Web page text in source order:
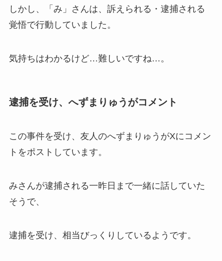
しかし、「み」さんは、訴えられる・逮捕される
覚悟で行動していました。
気持ちはわかるけど…難しいですね…。
逮捕を受け、へずまりゅうがコメント
この事件を受け、友人のへずまりゅうがXにコメン
トをポストしています。
みさんが逮捕される一昨日まで一緒に話していた
そうで、
逮捕を受け、相当びっくりしているようです。